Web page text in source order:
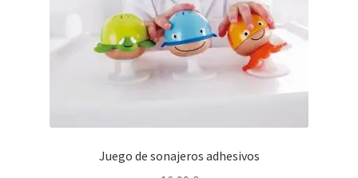
Juego de sonajeros adhesivos